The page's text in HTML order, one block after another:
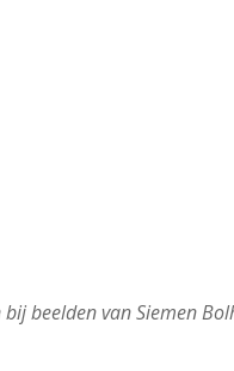
beelden van Siemen